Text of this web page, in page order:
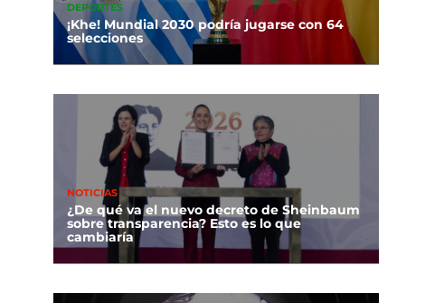
DEPORTES
¡Khe! Mundial 2030 podría jugarse con 64
selecciones
NOTICIAS
¿De qué va el nuevo decreto de Sheinbaum
sobre transparencia? Esto es lo que
cambiaría